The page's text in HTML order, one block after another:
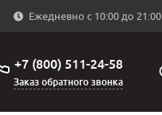
Ежедневно с 10:00 до 21:00
+7 (800) 511-24-58
Заказ обратного звонка